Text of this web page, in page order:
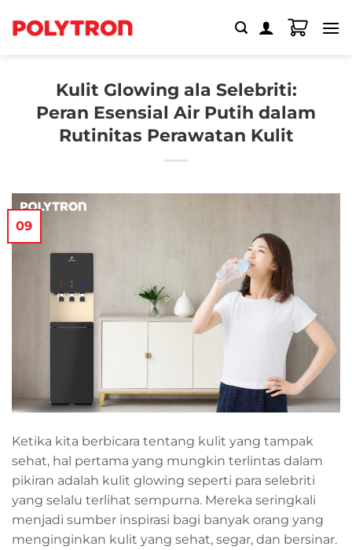
Kulit Glowing ala Selebriti:
Peran Esensial Air Putih dalam
Rutinitas Perawatan Kulit
09
Ketika kita berbicara tentang kulit yang tampak
sehat, hal pertama yang mungkin terlintas dalam
pikiran adalah kulit glowing seperti para selebriti
yang selalu terlihat sempurna. Mereka seringkali
menjadi sumber inspirasi bagi banyak orang yang
menginginkan kulit yang sehat, segar, dan bersinar.